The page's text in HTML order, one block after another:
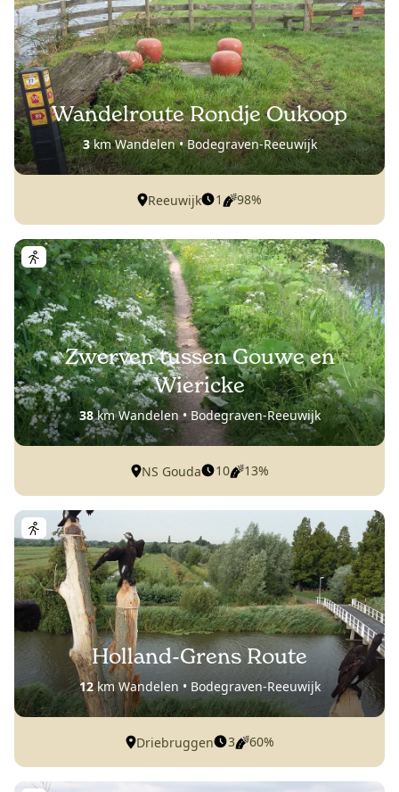
Wandelroute Rondje Oukoop
3km Wandelen • Bodegraven-Reeuwijk
Reeuwijk 1 98%
Zwerven tussen Gouwe en
Wiericke
38km Wandelen • Bodegraven-Reeuwijk
NS Gouda 10 13%
Holland-Grens Route
12km Wandelen • Bodegraven-Reeuwijk
Driebruggen 3 60%